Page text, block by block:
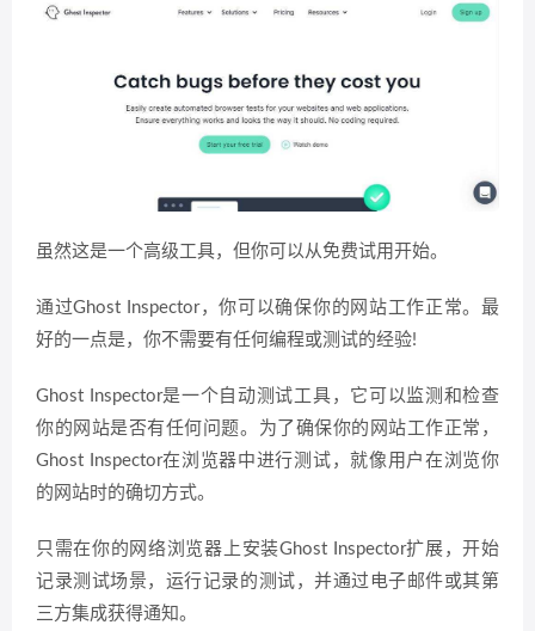
虽然这是一个高级工具，但你可以从免费试用开始。
通过Ghost Inspector，你可以确保你的网站工作正常。最
好的一点是，你不需要有任何编程或测试的经验!
Ghost Inspector是一个自动测试工具，它可以监测和检查
你的网站是否有任何问题。为了确保你的网站工作正常，
Ghost Inspector在浏览器中进行测试，就像用户在浏览你
的网站时的确切方式。
只需在你的网络浏览器上安装Ghost Inspector扩展，开始
记录测试场景，运行记录的测试，并通过电子邮件或其第
三方集成获得通知。